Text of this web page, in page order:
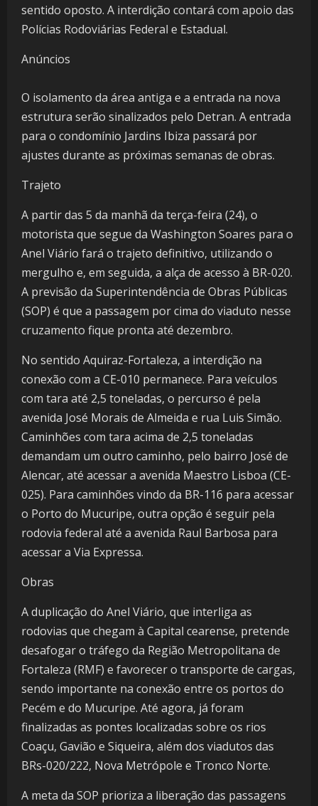
sentido oposto. A interdição contará com apoio das
Polícias Rodoviárias Federal e Estadual.
Anúncios
O isolamento da área antiga e a entrada na nova
estrutura serão sinalizados pelo Detran. A entrada
para o condomínio Jardins Ibiza passará por
ajustes durante as próximas semanas de obras.
Trajeto
A partir das 5 da manhã da terça-feira (24), o
motorista que segue da Washington Soares para o
Anel Viário fará o trajeto definitivo, utilizando o
mergulho e, em seguida, a alça de acesso à BR-020.
A previsão da Superintendência de Obras Públicas
(SOP) é que a passagem por cima do viaduto nesse
cruzamento fique pronta até dezembro.
No sentido Aquiraz-Fortaleza, a interdição na
conexão com a CE-010 permanece. Para veículos
com tara até 2,5 toneladas, o percurso é pela
avenida José Morais de Almeida e rua Luis Simão.
Caminhões com tara acima de 2,5 toneladas
demandam um outro caminho, pelo bairro José de
Alencar, até acessar a avenida Maestro Lisboa (CE-
025). Para caminhões vindo da BR-116 para acessar
o Porto do Mucuripe, outra opção é seguir pela
rodovia federal até a avenida Raul Barbosa para
acessar a Via Expressa.
Obras
A duplicação do Anel Viário, que interliga as
rodovias que chegam à Capital cearense, pretende
desafogar o tráfego da Região Metropolitana de
Fortaleza (RMF) e favorecer o transporte de cargas,
sendo importante na conexão entre os portos do
Pecém e do Mucuripe. Até agora, já foram
finalizadas as pontes localizadas sobre os rios
Coaçu, Gavião e Siqueira, além dos viadutos das
BRs-020/222, Nova Metrópole e Tronco Norte.
A meta da SOP prioriza a liberação das passagens